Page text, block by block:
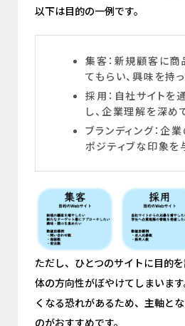
以下は目的の一例です。
集客：新規顧客に商
てもらい、興味を持
採用：自社サイトを
し、企業理解を深め
ブランディング：企
ポジティブな印象を
ただし、ひとつのサイトに目的
体の方向性がぼやけてしまいま
くなる恐れがあるため、主軸と
のがおすすめです。